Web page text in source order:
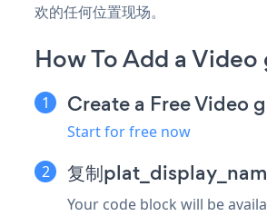
欢的任何位置现场。
How To Add a
Create a Free Video
Start for free now
复制
Your code block will be